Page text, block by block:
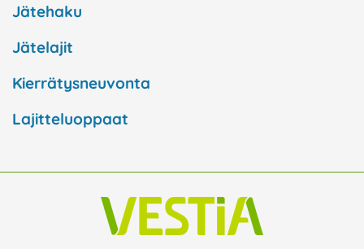
Jätehaku
Jätelajit
Kierrätysneuvonta
Lajitteluoppaat